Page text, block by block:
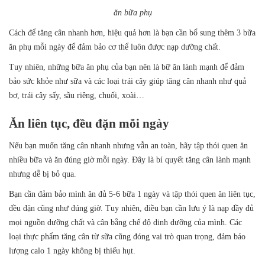
ăn bữa phụ
Cách để tăng cân nhanh hơn, hiệu quả hơn là bạn cần bổ sung thêm 3 bữa
ăn phụ mỗi ngày để đảm bảo cơ thể luôn được nạp dưỡng chất.
Tuy nhiên, những bữa ăn phụ của bạn nên là bữ ăn lành mạnh để đảm
bảo sức khỏe như sữa và các loại trái cây giúp tăng cân nhanh như quả
bơ, trái cây sấy, sầu riêng, chuối, xoài…
Ăn liên tục, đều đặn mỗi ngày
Nếu bạn muốn tăng cân nhanh nhưng vẫn an toàn, hãy tập thói quen ăn
nhiều bữa và ăn đúng giờ mỗi ngày. Đây là bí quyết tăng cân lành mạnh
nhưng dễ bị bỏ qua.
Bạn cần đảm bảo mình ăn đủ 5-6 bữa 1 ngày và tập thói quen ăn liên tục,
đều đặn cũng như đúng giờ. Tuy nhiên, điều bạn cần lưu ý là nạp đầy đủ
mọi nguồn dưỡng chất và cân bằng chế độ dinh dưỡng của mình. Các
loại thực phẩm tăng cân từ sữa cũng đóng vai trò quan trọng, đảm bảo
lượng calo 1 ngày không bị thiếu hụt.